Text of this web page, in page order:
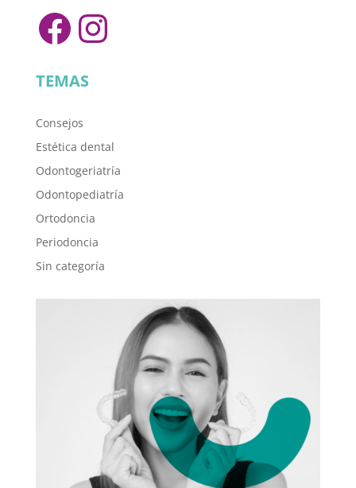
Facebook
Instagram
TEMAS
Consejos
Estética dental
Odontogeriatría
Odontopediatría
Ortodoncia
Periodoncia
Sin categoría